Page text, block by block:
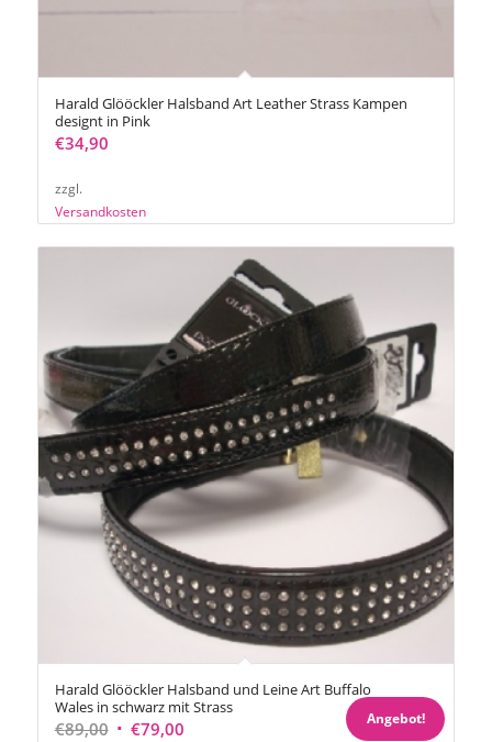
Harald Glööckler Halsband Art Leather Strass Kampen
designt in Pink
€34,90
zzgl.
Versandkosten
Harald Glööckler Halsband und Leine Art Buffalo
Wales in schwarz mit Strass
€89,00 Ursprünglicher
€79,00Aktueller
Angebot!